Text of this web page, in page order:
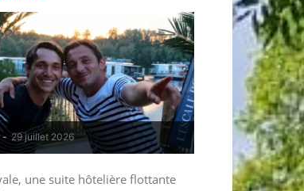
- 29 juillet 2026
une suite hôtelière flottante